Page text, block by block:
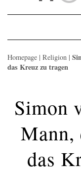
Homepage | Religion |
das Kreuz zu tragen
Simon
Mann,
das